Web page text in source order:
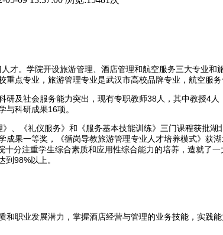
。学院开设旅游管理、酒店管理和航空服务三大专业
点专业，旅游管理专业是武汉市高校品牌专业，航空服务
及社会服务能力突出，现有专职教师38人，其中教授4
科研成果16项。
、《礼仪服务》和《服务基本技能训练》三门课程获批
果一等奖，《循岗导教旅游管理专业人才培养模式》获
分注重学生综合素质和应用性综合能力的培养，造就了
98%以上。
职业发展潜力，掌握酒店经营与管理的业务技能，实践